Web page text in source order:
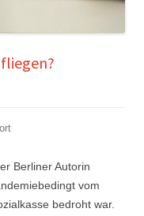
Berliner Autorin
vom
bedroht war.